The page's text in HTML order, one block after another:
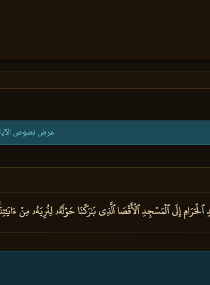
عرض نصوص
إِلَى ٱلۡمَسۡجِدِ ٱلۡأَقۡصَا ٱلَّذِي بَٰرَكۡنَا حَوۡلَهُۥ لِنُرِيَهُۥ مِنۡ